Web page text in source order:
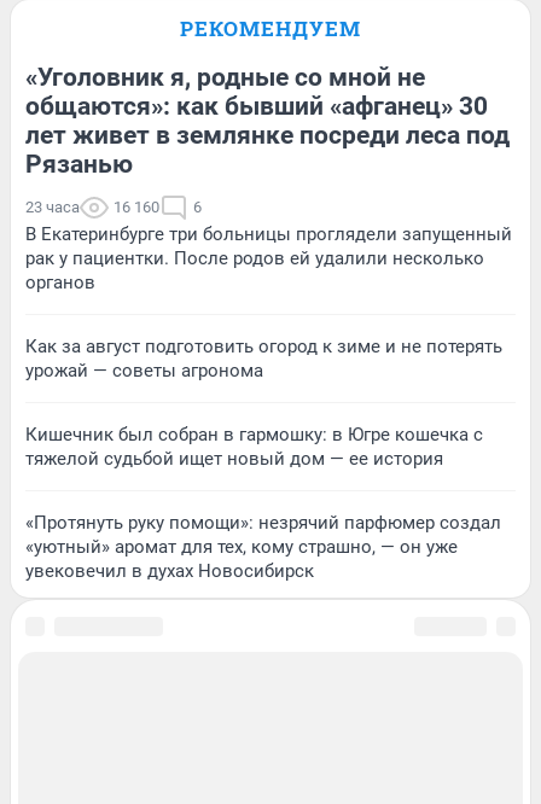
РЕКОМЕНДУЕМ
«Уголовник я, родные со мной не
общаются»: как бывший «афганец» 30
лет живет в землянке посреди леса под
Рязанью
23 часа 16 160 6
В Екатеринбурге три больницы проглядели запущенный
рак у пациентки. После родов ей удалили несколько
органов
Как за август подготовить огород к зиме и не потерять
урожай — советы агронома
Кишечник был собран в гармошку: в Югре кошечка с
тяжелой судьбой ищет новый дом — ее история
«Протянуть руку помощи»: незрячий парфюмер создал
«уютный» аромат для тех, кому страшно, — он уже
увековечил в духах Новосибирск